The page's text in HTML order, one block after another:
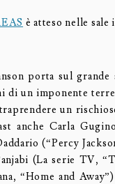
è atteso nelle sale
porta sul
di un imponente
un
anche Carla
(“Percy
(La serie TV,
“Home and